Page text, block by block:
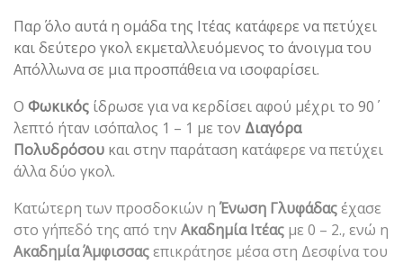
Παρ΄ όλο αυτά η ομάδα της Ιτέας κατάφερε να πετύχει
και δεύτερο γκολ εκμεταλλευόμενος το άνοιγμα του
Απόλλωνα σε μια προσπάθεια να ισοφαρίσει.
Ο Φωκικός ίδρωσε για να κερδίσει αφού μέχρι το 90΄
λεπτό ήταν ισόπαλος 1 – 1 με τον Διαγόρα
Πολυδρόσου και στην παράταση κατάφερε να πετύχει
άλλα δύο γκολ.
Κατώτερη των προσδοκιών η Ένωση Γλυφάδαςέχασε
στο γήπεδό της από την Ακαδημία Ιτέας με 0 – 2., ενώ η
Ακαδημία Άμφισσαςεπικράτησε μέσα στη Δεσφίνα του